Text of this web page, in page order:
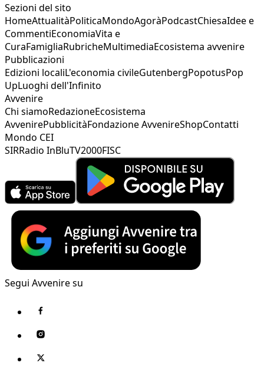
Sezioni del sito
HomeAttualitàPoliticaMondoAgoràPodcastChiesaIdee e
CommentiEconomiaVita e
CuraFamigliaRubricheMultimediaEcosistema avvenire
Pubblicazioni
Edizioni localiL'economia civileGutenbergPopotusPop
UpLuoghi dell'Infinito
Avvenire
Chi siamoRedazioneEcosistema
AvvenirePubblicitàFondazione AvvenireShopContatti
Mondo CEI
SIRRadio InBluTV2000FISC
Segui Avvenire su